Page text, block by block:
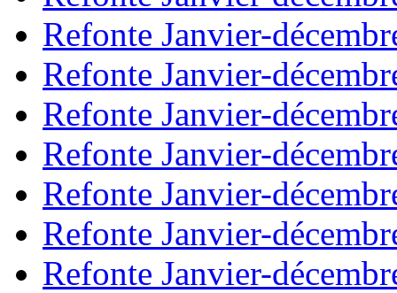
Refonte Janvier-
Refonte Janvier-
Refonte Janvier-
Refonte Janvier-
Refonte Janvier-
Refonte Janvier-
Refonte Janvier-